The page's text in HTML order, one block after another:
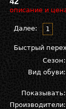
описание и
Далее: 1
Быстрый
Сезон:
Вид обуви:
Показывать:
Производители: